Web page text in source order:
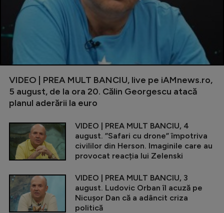
VIDEO | PREA MULT BANCIU, live pe iAMnews.ro,
5 august, de la ora 20. Călin Georgescu atacă
planul aderării la euro
VIDEO | PREA MULT BANCIU, 4
august. ”Safari cu drone” împotriva
civililor din Herson. Imaginile care au
provocat reacția lui Zelenski
VIDEO | PREA MULT BANCIU, 3
august. Ludovic Orban îl acuză pe
Nicușor Dan că a adâncit criza
politică